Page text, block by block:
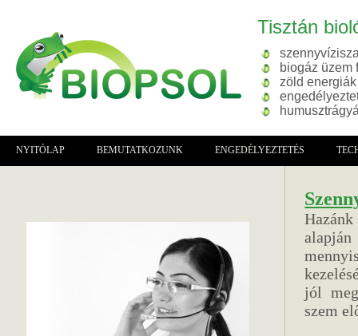
Tisztán
biogáz üzem
zöld energiák
NYITÓLAP BEMUTATKOZUNK ENGEDÉLYEZTETÉS
jól
szem